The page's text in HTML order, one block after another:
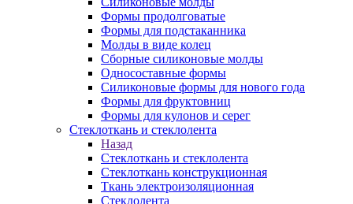
Формы продолговатые
Формы для подстаканника
Молды в виде колец
Сборные силиконовые молды
Односоставные формы
Силиконовые формы для нового года
Формы для фруктовниц
Формы для кулонов и серег
Стеклоткань и стеклолента
Назад
Стеклоткань и стеклолента
Стеклоткань конструкционная
Ткань электроизоляционная
Стеклолента